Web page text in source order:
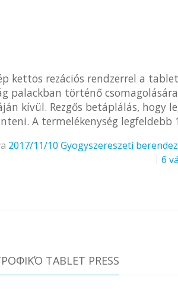
kettös rezációs rendzerrel a
palackban történő
kívül. Rezgős betáplálás, hogy
A termelékenység legfeldebb
2017/11/10 Gyogyszereszeti
6
TABLET PRESS